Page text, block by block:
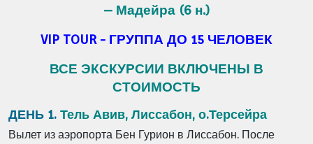
– Мадейра (6 н.)
VIP TOUR - ГРУППА ДО 15 ЧЕЛОВЕК
ВСЕ ЭКСКУРСИИ ВКЛЮЧЕНЫ В
СТОИМОСТЬ
ДЕНЬ 1. Тель Авив, Лиссабон, о.Терсейра
Вылет из аэропорта Бен Гурион в Лиссабон. После